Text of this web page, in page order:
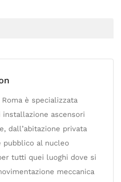
Roma è specializzata
ascensori
dall’abitazione privata
pubblico al nucleo
tutti quei luoghi dove si
meccanica